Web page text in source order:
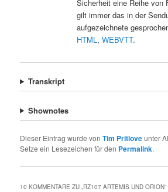
Sicherheit eine Reihe von
gilt immer das in der
aufgezeichnete
HTML, WEBVTT.
Transkript
Shownotes
Dieser Eintrag wurde vonTim Pritloveunter
Setze ein Lesezeichen für den Permalink.
10 KOMMENTARE ZU „RZ107 ARTEMIS UND ORION“